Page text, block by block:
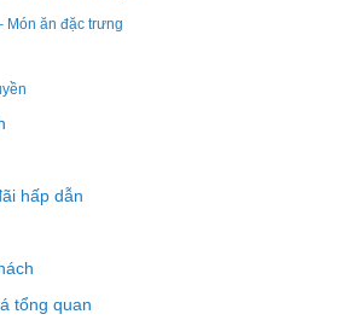
Món ăn đặc trưng
hấp dẫn
tổng quan